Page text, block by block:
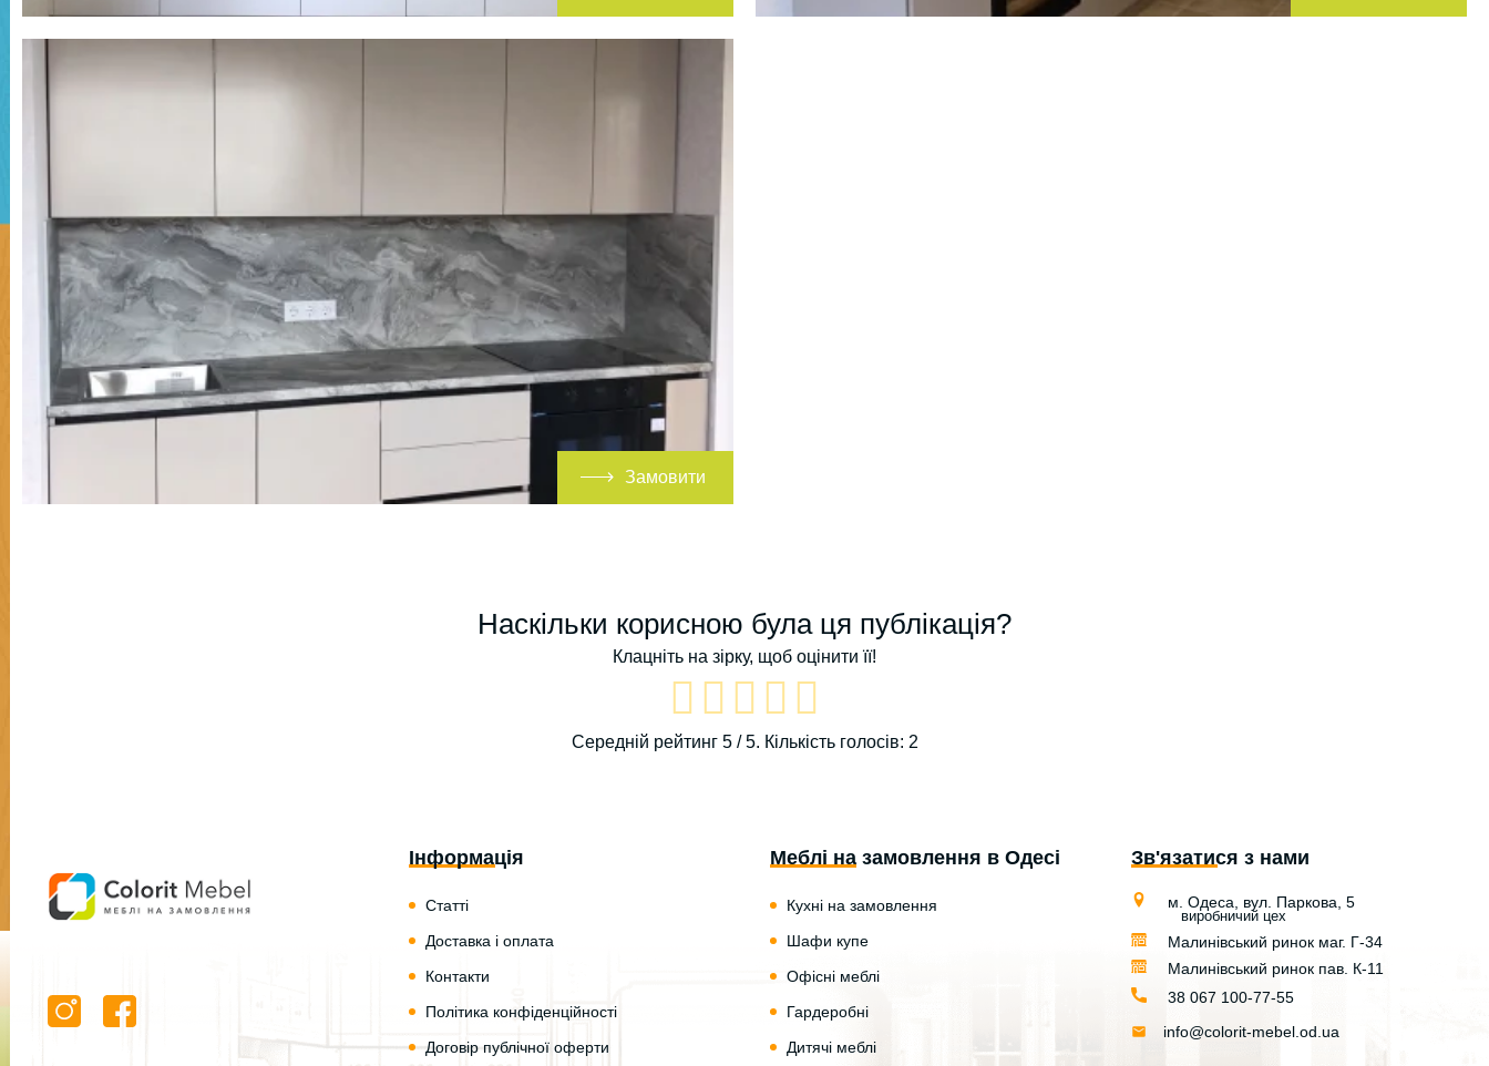
Замовити
Наскільки корисною була ця публікація?
Клацніть на зірку, щоб оцінити її!
Середній рейтинг 5/ 5. Кількість голосів: 2
Інформація
Статті
Доставка і оплата
Контакти
Політика конфіденційності
Договір публічної оферти
Меблі на замовлення в Одесі
Кухні на замовлення
Шафи купе
Офісні меблі
Гардеробні
Дитячі меблі
Зв'язатися з нами
м. Одеса, вул. Паркова, 5
виробничий цех
Малинівський ринок маг. Г-34
Малинівський ринок пав. К-11
38 067 100-77-55
info@colorit-mebel.od.ua